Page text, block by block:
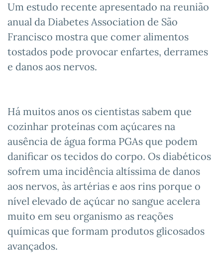
Um estudo recente apresentado na reunião
anual da Diabetes Association de São
Francisco mostra que comer alimentos
tostados pode provocar enfartes, derrames
e danos aos nervos.
Há muitos anos os cientistas sabem que
cozinhar proteínas com açúcares na
ausência de água forma PGAs que podem
danificar os tecidos do corpo. Os diabéticos
sofrem uma incidência altíssima de danos
aos nervos, às artérias e aos rins porque o
nível elevado de açúcar no sangue acelera
muito em seu organismo as reações
químicas que formam produtos glicosados
avançados.